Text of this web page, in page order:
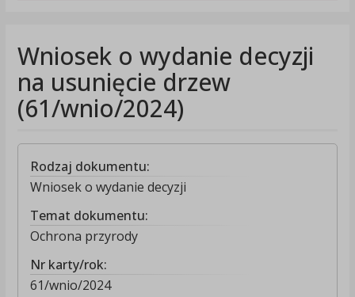
Wniosek o wydanie decyzji
na usunięcie drzew
(61/wnio/2024)
Rodzaj dokumentu:
Wniosek o wydanie decyzji
Temat dokumentu:
Ochrona przyrody
Nr karty/rok:
61/wnio/2024